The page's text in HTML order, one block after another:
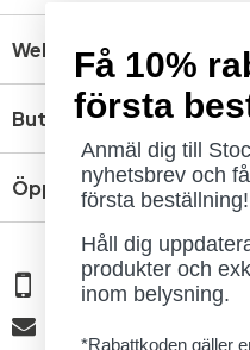
Webbshop
Butik
Öppettider
08 - 654 29 00
Få 10%
första
Anmäl dig till
nyhetsbrev och
första beställning!
Håll dig
produkter och
inom belysning.
*Rabattkoden gäller